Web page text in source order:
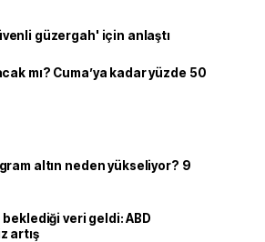
güzergah' için anlaştı
mı? Cuma’ya kadar yüzde 50
altın neden yükseliyor? 9
beklediği veri geldi: ABD
artış